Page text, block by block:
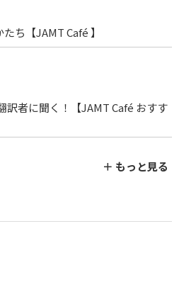
ち【JAMT Café 】
訳者に聞く！【JAMT Café おすす
＋ もっと見る